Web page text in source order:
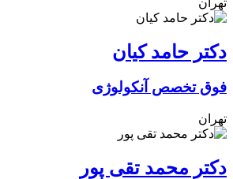
تهران
دکتر حامد کیان
فوق تخصص آنکولوژی
تهران
دکتر محمد تقی پور